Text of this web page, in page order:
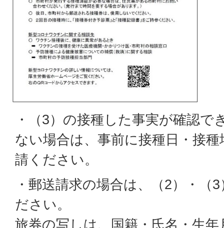
・（3）の接種した事実が確認で
ない場合は、事前に接種日・接
請ください。
・郵送請求の場合は、（2）・（
ださい。
旅券の写しは、国籍・氏名・生